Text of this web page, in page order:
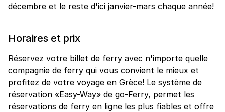
décembre et le reste d'ici janvier-mars chaque année!
Horaires et prix
Réservez votre billet de ferry avec n'importe quelle
compagnie de ferry qui vous convient le mieux et
profitez de votre voyage en Grèce! Le système de
réservation «Easy-Way» de go-Ferry, permet les
réservations de ferry en ligne les plus fiables et offre